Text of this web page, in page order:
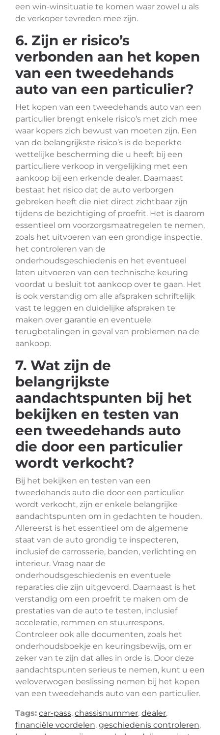
een win-winsituatie te komen waar zowel u als
de verkoper tevreden mee zijn.
6. Zijn er risico’s
verbonden aan het kopen
van een tweedehands
auto van een particulier?
Het kopen van een tweedehands auto van een
particulier brengt enkele risico’s met zich mee
waar kopers zich bewust van moeten zijn. Een
van de belangrijkste risico’s is de beperkte
wettelijke bescherming die u heeft bij een
particuliere verkoop in vergelijking met een
aankoop bij een erkende dealer. Daarnaast
bestaat het risico dat de auto verborgen
gebreken heeft die niet direct zichtbaar zijn
tijdens de bezichtiging of proefrit. Het is daarom
essentieel om voorzorgsmaatregelen te nemen,
zoals het uitvoeren van een grondige inspectie,
het controleren van de
onderhoudsgeschiedenis en het eventueel
laten uitvoeren van een technische keuring
voordat u besluit tot aankoop over te gaan. Het
is ook verstandig om alle afspraken schriftelijk
vast te leggen en duidelijke afspraken te
maken over garantie en eventuele
terugbetalingen in geval van problemen na de
aankoop.
7. Wat zijn de
belangrijkste
aandachtspunten bij het
bekijken en testen van
een tweedehands auto
die door een particulier
wordt verkocht?
Bij het bekijken en testen van een
tweedehands auto die door een particulier
wordt verkocht, zijn er enkele belangrijke
aandachtspunten om in gedachten te houden.
Allereerst is het essentieel om de algemene
staat van de auto grondig te inspecteren,
inclusief de carrosserie, banden, verlichting en
interieur. Vraag naar de
onderhoudsgeschiedenis en eventuele
reparaties die zijn uitgevoerd. Daarnaast is het
verstandig om een proefrit te maken om de
prestaties van de auto te testen, inclusief
acceleratie, remmen en stuurrespons.
Controleer ook alle documenten, zoals het
onderhoudsboekje en keuringsbewijs, om er
zeker van te zijn dat alles in orde is. Door deze
aandachtspunten serieus te nemen, kunt u een
weloverwogen beslissing nemen bij het kopen
van een tweedehands auto van een particulier.
Tags: car-pass, chassisnummer, dealer,
financiële voordelen, geschiedenis controleren,